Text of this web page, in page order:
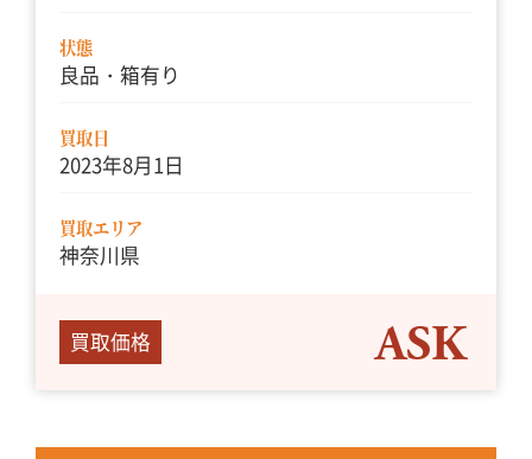
状態
良品・箱有り
買取日
2023年8月1日
買取エリア
神奈川県
買取価格 ASK